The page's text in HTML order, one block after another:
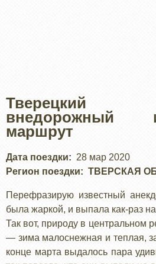
Тверецкий
внедорожный
маршрут
Дата поездки
28 мар 2020
Регион поездки
ТВЕРСКАЯ
Перефразирую известный
была жаркой, и выпала как-раз
Так вот, природу в центральном
— зима малоснежная и теплая,
конце марта выдалось пара